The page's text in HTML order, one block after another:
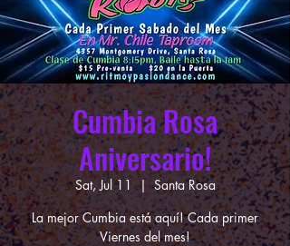
Cumbia Rosa
Aniversario!
Sat, Jul 11
  |
Santa Rosa
La mejor Cumbia está aquí! Cada primer
Viernes del mes!